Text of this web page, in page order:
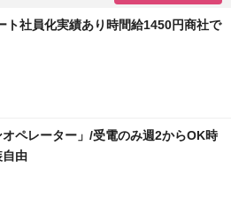
ト社員化実績あり時間給1450円商社で
ペレーター」/受電のみ週2からOK時
自由